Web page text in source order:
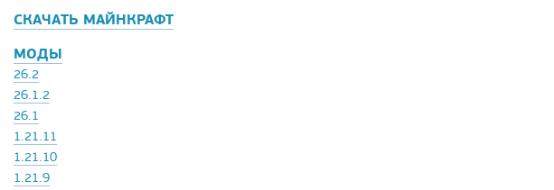
СКАЧАТЬ МАЙНКРАФТ
МОДЫ
26.2
26.1.2
26.1
1.21.11
1.21.10
1.21.9